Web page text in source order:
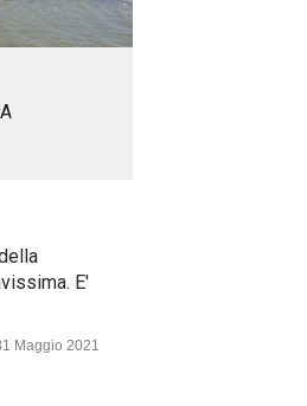
E'
Maggio 2021